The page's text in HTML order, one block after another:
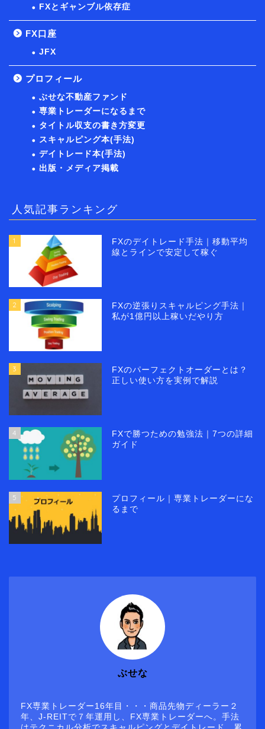
FXとギャンブル依存症
FX口座
JFX
プロフィール
ぶせな不動産ファンド
専業トレーダーになるまで
タイトル収支の書き方変更
スキャルピング本(手法)
デイトレード本(手法)
出版・メディア掲載
人気記事ランキング
1
FXのデイトレード手法｜移動平均
線とラインで安定して稼ぐ
2
FXの逆張りスキャルピング手法｜
私が1億円以上稼いだやり方
3
FXのパーフェクトオーダーとは？
正しい使い方を実例で解説
4
FXで勝つための勉強法｜7つの詳細
ガイド
5
プロフィール｜専業トレーダーにな
るまで
ぶせな
FX専業トレーダー16年目・・・商品先物ディーラー２
年、J-REITで７年運用し、FX専業トレーダーへ。手法